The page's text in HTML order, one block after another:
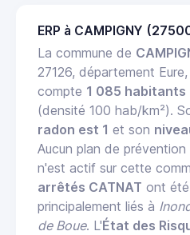
ERP à CAMPIGNY
La commune de
27126, département
compte 1 085 habitants
(densité 100 hab/km²).
radon est 1 et son
Aucun plan de prévention
n'est actif sur cette
arrêtés CATNAT ont été
principalement liés à
de Boue. L'État des